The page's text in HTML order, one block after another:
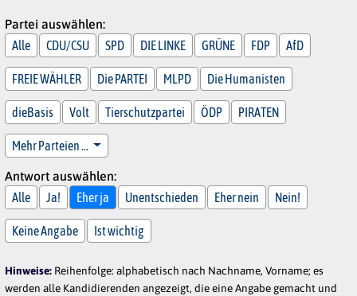
Partei auswählen:
Alle
CDU/CSU SPD DIE LINKE GRÜNE FDP AfD
FREIE WÄHLER Die PARTEI MLPD Die Humanisten
dieBasis Volt Tierschutzpartei ÖDP PIRATEN
Mehr Parteien …
Antwort auswählen:
Alle
Ja! Eher ja Unentschieden Eher nein Nein!
Keine Angabe Ist wichtig
Hinweise: Reihenfolge: alphabetisch nach Nachname, Vorname; es
werden alle Kandidierenden angezeigt, die eine Angabe gemacht und